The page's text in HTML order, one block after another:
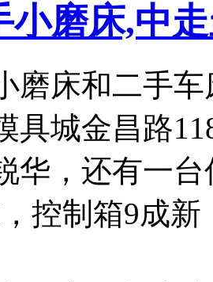
小磨床,中
磨床和二手
具城金昌路
华，还有一
控制箱9成